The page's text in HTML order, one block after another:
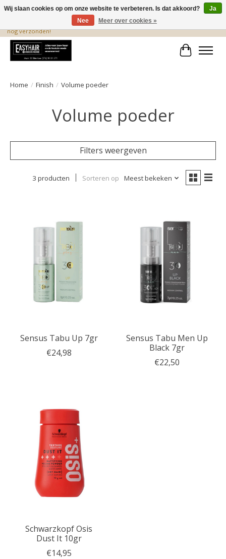
De beste produkten staan hier! Voor 15.00 uur besteld, wordt dezelfde dag
nog verzonden!
Home / Finish / Volume poeder
Volume poeder
Filters weergeven
3 producten Sorteren op Meest bekeken
Sensus Tabu Up 7gr
€24,98
Sensus Tabu Men Up
Black 7gr
€22,50
Schwarzkopf Osis
Dust It 10gr
€14,95
Wij slaan cookies op om onze website te verbeteren. Is dat akkoord?
Ja
Nee
Meer over cookies »